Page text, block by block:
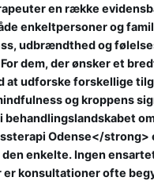
en række
enkeltpersoner og
udbrændthed og
dem, der ønsker et
udforske forskellige
og kroppens
Odense</strong>
enkelte. Ingen
er konsultationer ofte